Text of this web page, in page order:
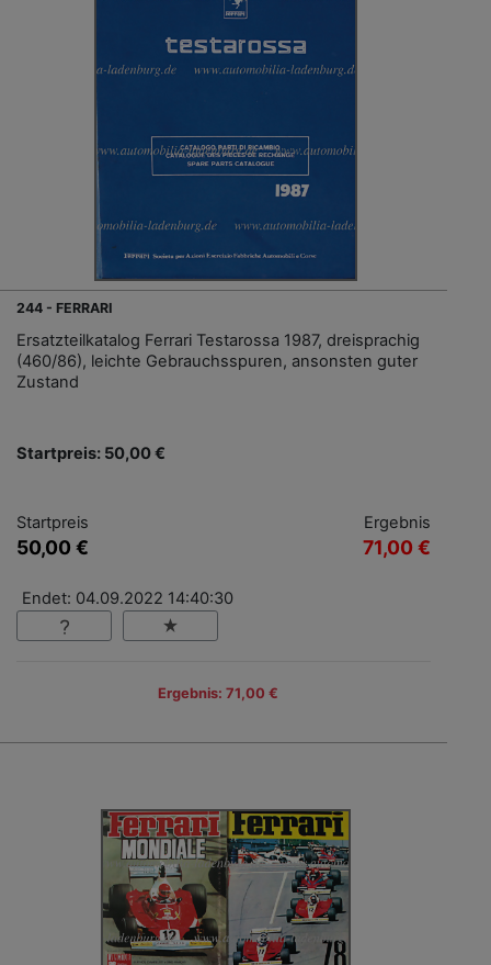
244 - FERRARI
Ersatzteilkatalog Ferrari Testarossa 1987, dreisprachig
(460/86), leichte Gebrauchsspuren, ansonsten guter
Zustand
Startpreis: 50,00 €
Startpreis
50,00 €
Ergebnis
71,00 €
Endet: 04.09.2022 14:40:30
Ergebnis: 71,00 €